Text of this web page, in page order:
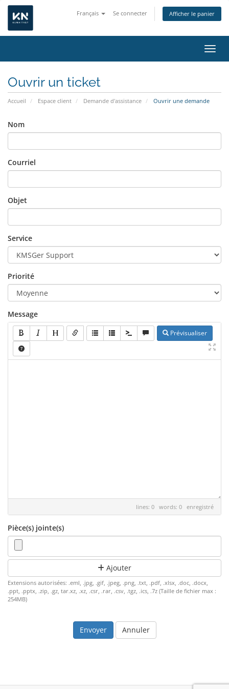
Français Se connecter Afficher le panier
Ouvrir un ticket
Accueil Espace client Demande d'assistance Ouvrir une demande
Nom
Courriel
Objet
Service
Priorité
Message
Prévisualiser
lines: 0 words: 0 enregistré
Pièce(s) jointe(s)
Ajouter
Extensions autorisées: .eml, .jpg, .gif, .jpeg, .png, .txt, .pdf, .xlsx, .doc, .docx,
.ppt, .pptx, .zip, .gz, tar.xz, .xz, .csr, .rar, .csv, .tgz, .ics, .7z (Taille de fichier max :
254MB)
Annuler